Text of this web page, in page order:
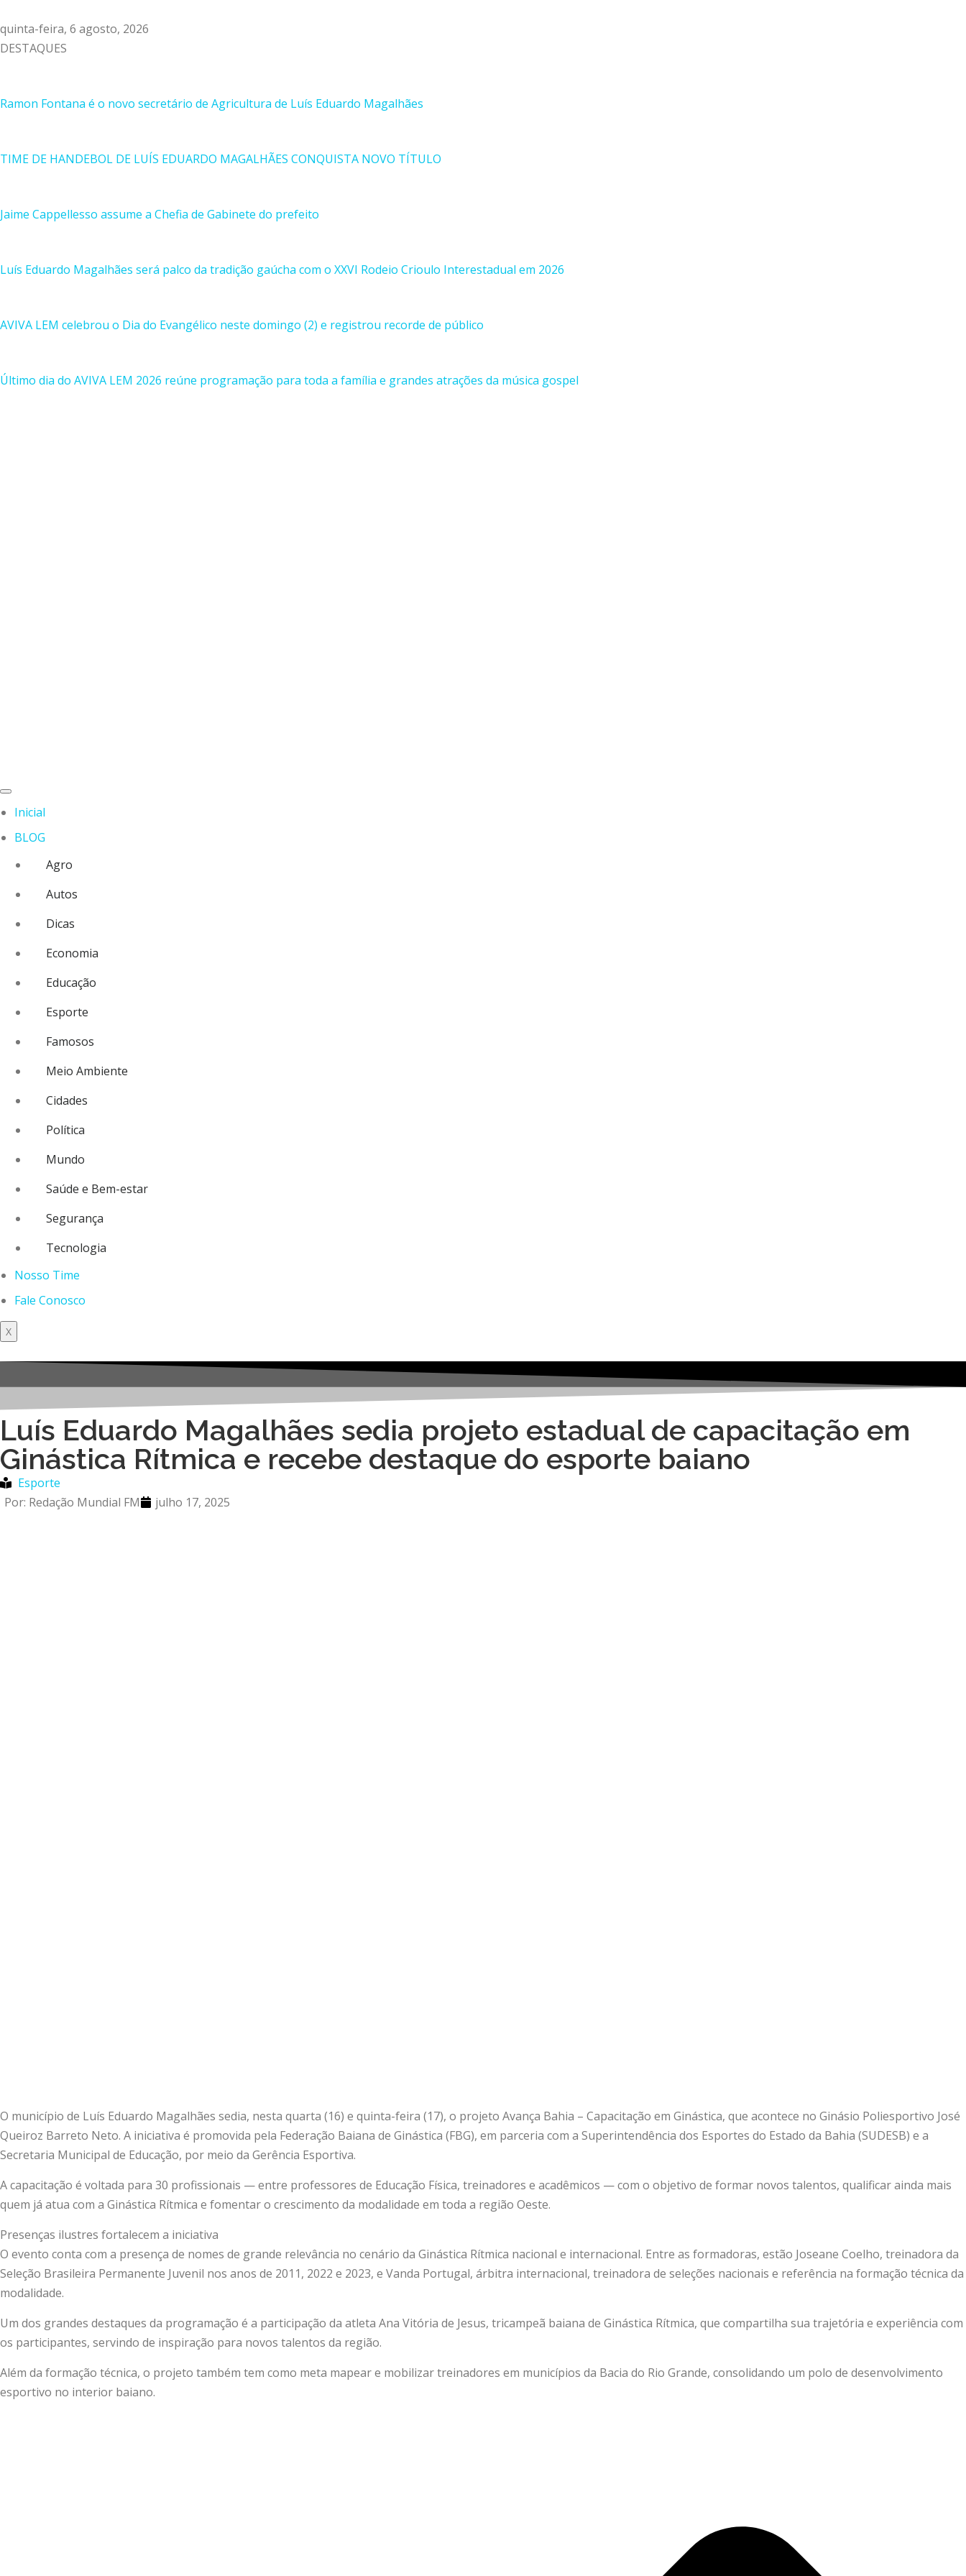
quinta-feira, 6 agosto, 2026
DESTAQUES
Ramon Fontana é o novo secretário de Agricultura de Luís Eduardo Magalhães
TIME DE HANDEBOL DE LUÍS EDUARDO MAGALHÃES CONQUISTA NOVO TÍTULO
Jaime Cappellesso assume a Chefia de Gabinete do prefeito
Luís Eduardo Magalhães será palco da tradição gaúcha com o XXVI Rodeio Crioulo Interestadual em 2026
AVIVA LEM celebrou o Dia do Evangélico neste domingo (2) e registrou recorde de público
Último dia do AVIVA LEM 2026 reúne programação para toda a família e grandes atrações da música gospel
Inicial
BLOG
Agro
Autos
Dicas
Economia
Educação
Esporte
Famosos
Meio Ambiente
Cidades
Política
Mundo
Saúde e Bem-estar
Segurança
Tecnologia
Nosso Time
Fale Conosco
X
Luís Eduardo Magalhães sedia projeto estadual de capacitação em
Ginástica Rítmica e recebe destaque do esporte baiano
Esporte
Por: Redação Mundial FM julho 17, 2025
O município de Luís Eduardo Magalhães sedia, nesta quarta (16) e quinta-feira (17), o projeto Avança Bahia – Capacitação em Ginástica, que acontece no Ginásio Poliesportivo José
Queiroz Barreto Neto. A iniciativa é promovida pela Federação Baiana de Ginástica (FBG), em parceria com a Superintendência dos Esportes do Estado da Bahia (SUDESB) e a
Secretaria Municipal de Educação, por meio da Gerência Esportiva.
A capacitação é voltada para 30 profissionais — entre professores de Educação Física, treinadores e acadêmicos — com o objetivo de formar novos talentos, qualificar ainda mais
quem já atua com a Ginástica Rítmica e fomentar o crescimento da modalidade em toda a região Oeste.
Presenças ilustres fortalecem a iniciativa
O evento conta com a presença de nomes de grande relevância no cenário da Ginástica Rítmica nacional e internacional. Entre as formadoras, estão Joseane Coelho, treinadora da
Seleção Brasileira Permanente Juvenil nos anos de 2011, 2022 e 2023, e Vanda Portugal, árbitra internacional, treinadora de seleções nacionais e referência na formação técnica da
modalidade.
Um dos grandes destaques da programação é a participação da atleta Ana Vitória de Jesus, tricampeã baiana de Ginástica Rítmica, que compartilha sua trajetória e experiência com
os participantes, servindo de inspiração para novos talentos da região.
Além da formação técnica, o projeto também tem como meta mapear e mobilizar treinadores em municípios da Bacia do Rio Grande, consolidando um polo de desenvolvimento
esportivo no interior baiano.